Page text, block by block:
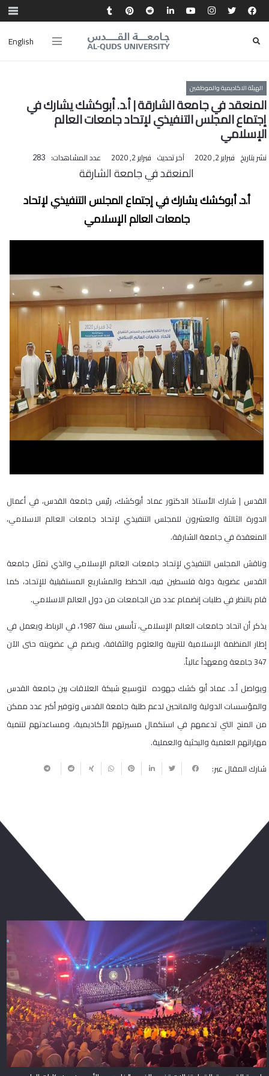
English
الهيئة الاكاديمية والموظفين
المنعقد في جامعة الشارقة | أ.د. أبوكشك يشارك في
إجتماع المجلس التنفيذي لإتحاد جامعات العالم
الإسلامي
نشر بتاريخ فبراير 2, 2020 آخر تحديث فبراير 2, 2020 عدد المشاهدات: 283
المنعقد في جامعة الشارقة
أ.د. أبوكشك يشارك في إجتماع المجلس التنفيذي لإتحاد
جامعات العالم الإسلامي
القدس | شارك الأستاذ الدكتور عماد أبوكشك، رئيس جامعة القدس، في أعمال
الدورة الثالثة والعشرون للمجلس التنفيذي لإتحاد جامعات العالم الاسلامي،
المنعقدة في جامعة الشارقة.
وناقش المجلس التنفيذي لإتحاد جامعات العالم الإسلامي والذي تمثل جامعة
القدس عضوية دولة فلسطين فيه، الخطط والمشاريع المستقبلية للإتحاد، كما
قام بالنظر في طلبات إنضمام عدد من الجامعات من دول العالم الاسلامي.
يذكر أن اتحاد جامعات العالم الإسلامي، تأسس سنة 1987، في الرباط، ويعمل في
إطار المنظمة الإسلامية للتربية والعلوم والثقافة، ويضم في عضويته حتى الآن
347 جامعة ومعهداً عالياً.
ويواصل أ.د. عماد أبو كشك جهوده لتوسيع شبكة العلاقات بين جامعة القدس
والمؤسسات الدولية والمانحين لدعم طلبة جامعة القدس وتوفير أكبر عدد ممكن
من المنح التي تدعمهم في استكمال مسيرتهم الأكاديمية، ومساعدتهم لتنمية
مهاراتهم العلمية والبحثية والعملية.
شارك المقال عبر: